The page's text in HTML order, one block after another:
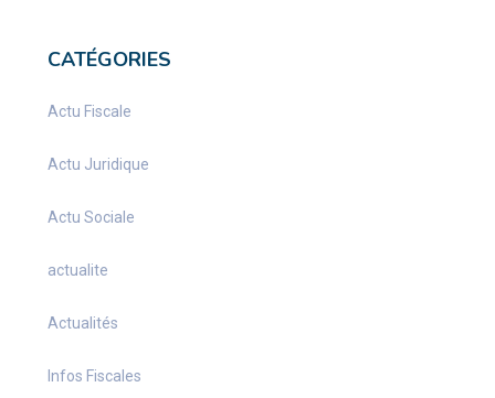
CATÉGORIES
Actu Fiscale
Actu Juridique
Actu Sociale
actualite
Actualités
Infos Fiscales